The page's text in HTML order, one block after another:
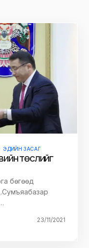
ЭДИЙН ЗАСАГ
төслийг
бөгөөд
23/11/2021